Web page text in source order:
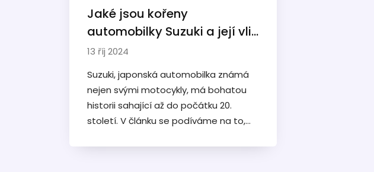
Jaké jsou kořeny
automobilky Suzuki a její vliv
na Opel
13 říj 2024
Suzuki, japonská automobilka známá
nejen svými motocykly, má bohatou
historii sahající až do počátku 20.
století. V článku se podíváme na to,